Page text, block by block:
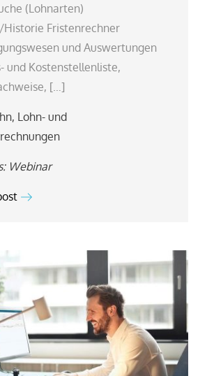
(Lohnarten)
Fristenrechner
und Auswertungen
und Kostenstellenliste,
[…]
, Lohn- und
Webinar